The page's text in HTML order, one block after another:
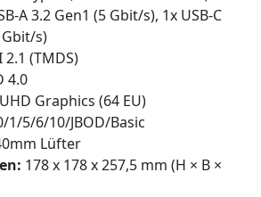
A 3.2 Gen1 (5 Gbit/s), 1x USB-C
Gbit/s)
2.1 (TMDS)
4.0
Graphics (64 EU)
1/5/6/10/JBOD/Basic
Lüfter
178 x 178 x 257,5 mm (H × B ×